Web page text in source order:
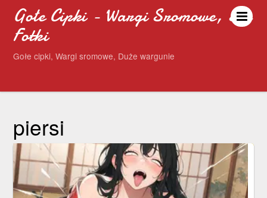
Gołe Cipki - Wargi Sromowe, Sex
Fotki
Gołe cipki, Wargi sromowe, Duże wargunie
piersi